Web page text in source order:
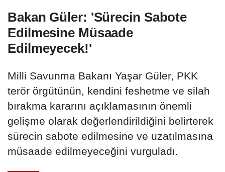
Bakan Güler: 'Sürecin Sabote
Edilmesine Müsaade
Edilmeyecek!'
Milli Savunma Bakanı Yaşar Güler, PKK
terör örgütünün, kendini feshetme ve silah
bırakma kararını açıklamasının önemli
gelişme olarak değerlendirildiğini belirterek
sürecin sabote edilmesine ve uzatılmasına
müsaade edilmeyeceğini vurguladı.